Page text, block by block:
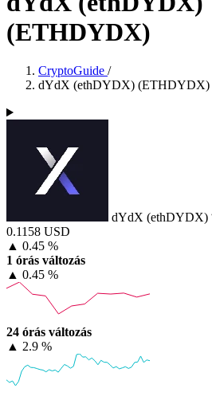
(ETHDYDX)
CryptoGuide /
dYdX (ethDYDX) (ETHDYDX)
dYdX (ethDYDX)
0.1158 USD
▲ 0.45 %
1 órás változás
▲ 0.45 %
24 órás változás
▲ 2.9 %